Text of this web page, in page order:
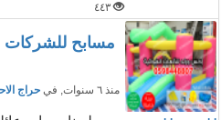
٤٤٣
مسابح للشركات
منذ ٦ سنوات , في حراج